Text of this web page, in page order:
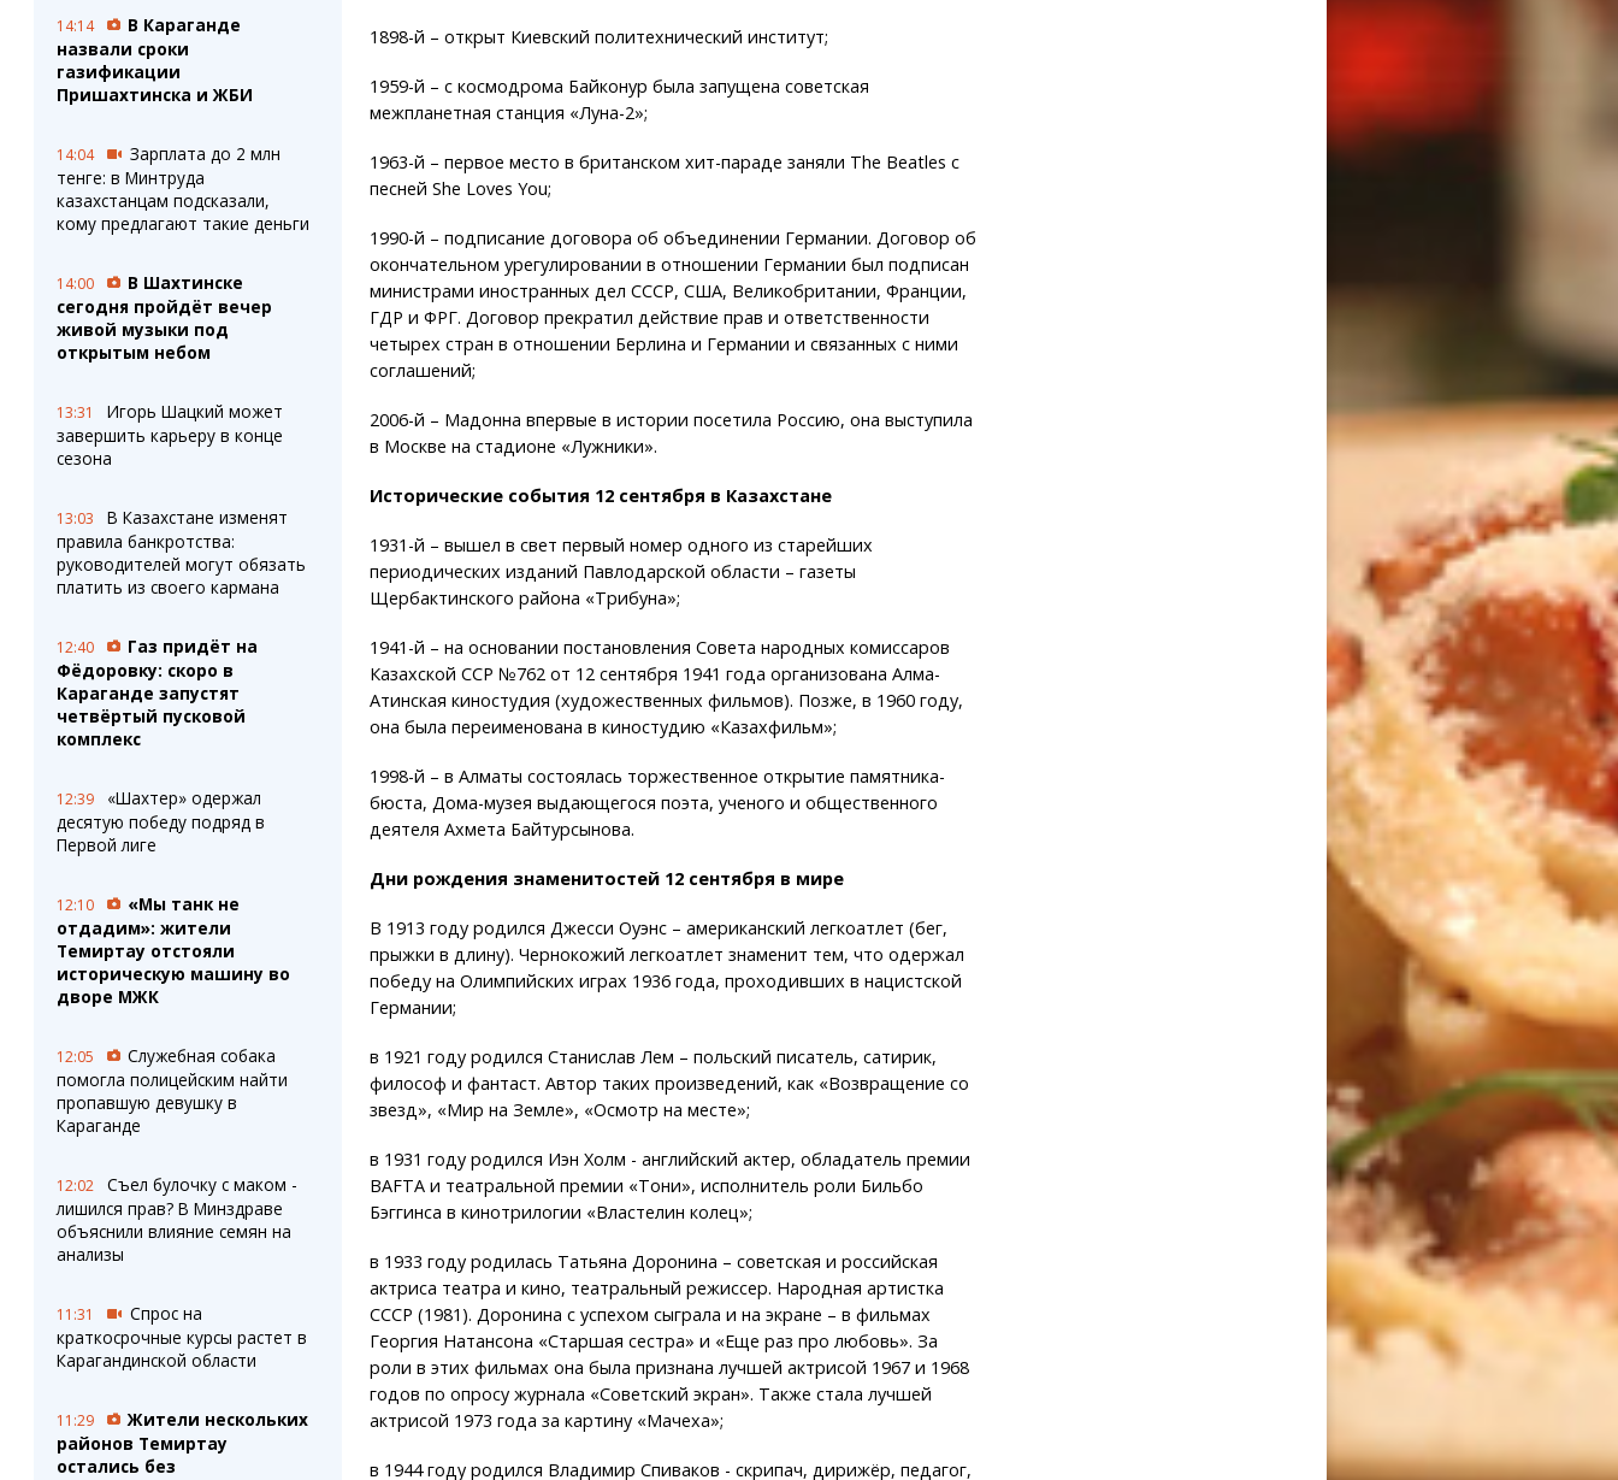
14:14
В Караганде
назвали сроки
газификации
Пришахтинска и ЖБИ
14:04
Зарплата до 2 млн
тенге: в Минтруда
казахстанцам подсказали,
кому предлагают такие деньги
14:00
В Шахтинске
сегодня пройдёт вечер
живой музыки под
открытым небом
13:31
Игорь Шацкий может
завершить карьеру в конце
сезона
13:03
В Казахстане изменят
правила банкротства:
руководителей могут обязать
платить из своего кармана
12:40
Газ придёт на
Фёдоровку: скоро в
Караганде запустят
четвёртый пусковой
комплекс
12:39
«Шахтер» одержал
десятую победу подряд в
Первой лиге
12:10
«Мы танк не
отдадим»: жители
Темиртау отстояли
историческую машину во
дворе МЖК
12:05
Служебная собака
помогла полицейским найти
пропавшую девушку в
Караганде
12:02
Съел булочку с маком -
лишился прав? В Минздраве
объяснили влияние семян на
анализы
11:31
Спрос на
краткосрочные курсы растет в
Карагандинской области
11:29
Жители нескольких
районов Темиртау
остались без
1898-й – открыт Киевский политехнический институт;
1959-й – с космодрома Байконур была запущена советская
межпланетная станция «Луна-2»;
1963-й – первое место в британском хит-параде заняли The Beatles с
песней She Loves You;
1990-й – подписание договора об объединении Германии. Договор об
окончательном урегулировании в отношении Германии был подписан
министрами иностранных дел СССР, США, Великобритании, Франции,
ГДР и ФРГ. Договор прекратил действие прав и ответственности
четырех стран в отношении Берлина и Германии и связанных с ними
соглашений;
2006-й – Мадонна впервые в истории посетила Россию, она выступила
в Москве на стадионе «Лужники».
Исторические события 12 сентября в Казахстане
1931-й – вышел в свет первый номер одного из старейших
периодических изданий Павлодарской области – газеты
Щербактинского района «Трибуна»;
1941-й – на основании постановления Совета народных комиссаров
Казахской ССР №762 от 12 сентября 1941 года организована Алма-
Атинская киностудия (художественных фильмов). Позже, в 1960 году,
она была переименована в киностудию «Казахфильм»;
1998-й – в Алматы состоялась торжественное открытие памятника-
бюста, Дома-музея выдающегося поэта, ученого и общественного
деятеля Ахмета Байтурсынова.
Дни рождения знаменитостей 12 сентября в мире
В 1913 году родился Джесси Оуэнс – американский легкоатлет (бег,
прыжки в длину). Чернокожий легкоатлет знаменит тем, что одержал
победу на Олимпийских играх 1936 года, проходивших в нацистской
Германии;
в 1921 году родился Станислав Лем – польский писатель, сатирик,
философ и фантаст. Автор таких произведений, как «Возвращение со
звезд», «Мир на Земле», «Осмотр на месте»;
в 1931 году родился Иэн Холм - английский актер, обладатель премии
BAFTA и театральной премии «Тони», исполнитель роли Бильбо
Бэггинса в кинотрилогии «Властелин колец»;
в 1933 году родилась Татьяна Доронина – советская и российская
актриса театра и кино, театральный режиссер. Народная артистка
СССР (1981). Доронина с успехом сыграла и на экране – в фильмах
Георгия Натансона «Старшая сестра» и «Еще раз про любовь». За
роли в этих фильмах она была признана лучшей актрисой 1967 и 1968
годов по опросу журнала «Советский экран». Также стала лучшей
актрисой 1973 года за картину «Мачеха»;
в 1944 году родился Владимир Спиваков - скрипач, дирижёр, педагог,